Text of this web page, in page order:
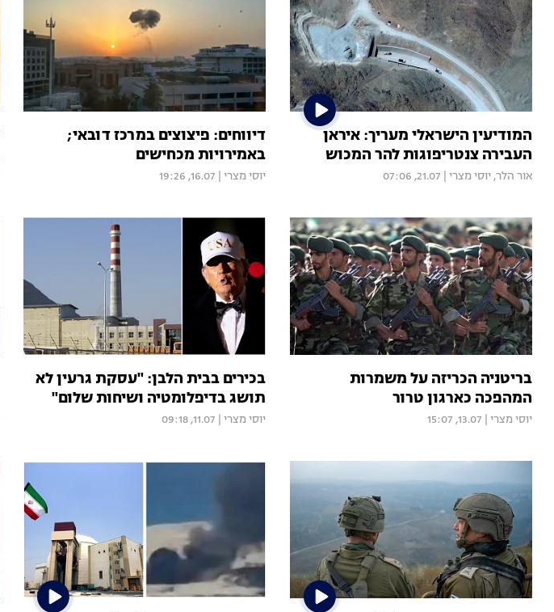
המודיעין הישראלי מעריך: איראן
העבירה צנטריפוגות להר המכוש
אור הלר, יוסי מצרי 21.07, 07:06
דיווחים: פיצוצים במרכז דובאי;
באמירויות מכחישים
יוסי מצרי 16.07, 19:26
בריטניה הכריזה על משמרות
המהפכה כארגון טרור
יוסי מצרי 13.07, 15:07
בכירים בבית הלבן: "עסקת גרעין לא
תושג בדיפלומטיה ושיחות שלום"
יוסי מצרי 11.07, 09:18